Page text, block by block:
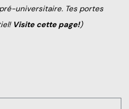
universitaire. Tes portes
Visite cette page!)